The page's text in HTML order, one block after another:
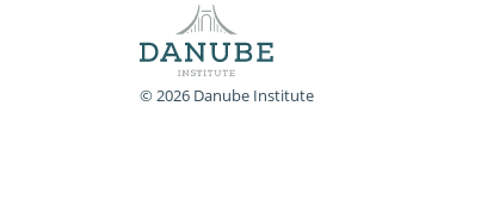
© 2026 Danube Institute